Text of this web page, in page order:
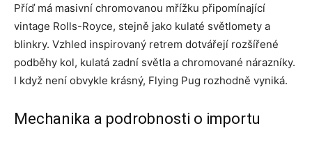
Příď má masivní chromovanou mřížku připomínající
vintage Rolls-Royce, stejně jako kulaté světlomety a
blinkry. Vzhled inspirovaný retrem dotvářejí rozšířené
podběhy kol, kulatá zadní světla a chromované nárazníky.
I když není obvykle krásný, Flying Pug rozhodně vyniká.
Mechanika a podrobnosti o importu